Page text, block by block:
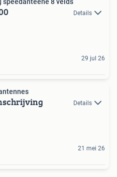
Details
29 jul 26
Details
21 mei 26